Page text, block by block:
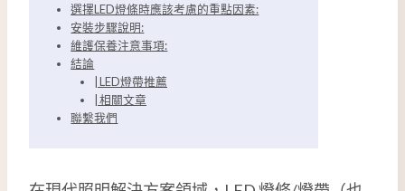
選擇LED燈條時應該考慮的重點因素:
安裝步驟說明:
維護保養注意事項:
結論
| LED燈帶推薦
| 相關文章
聯繫我們